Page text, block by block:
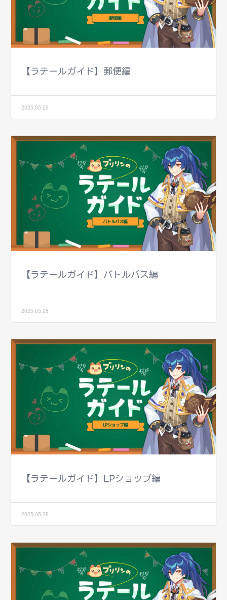
【ラテールガイド】郵便編
2025.05.29
【ラテールガイド】バトルパス編
2025.05.28
【ラテールガイド】LPショップ編
2025.05.28